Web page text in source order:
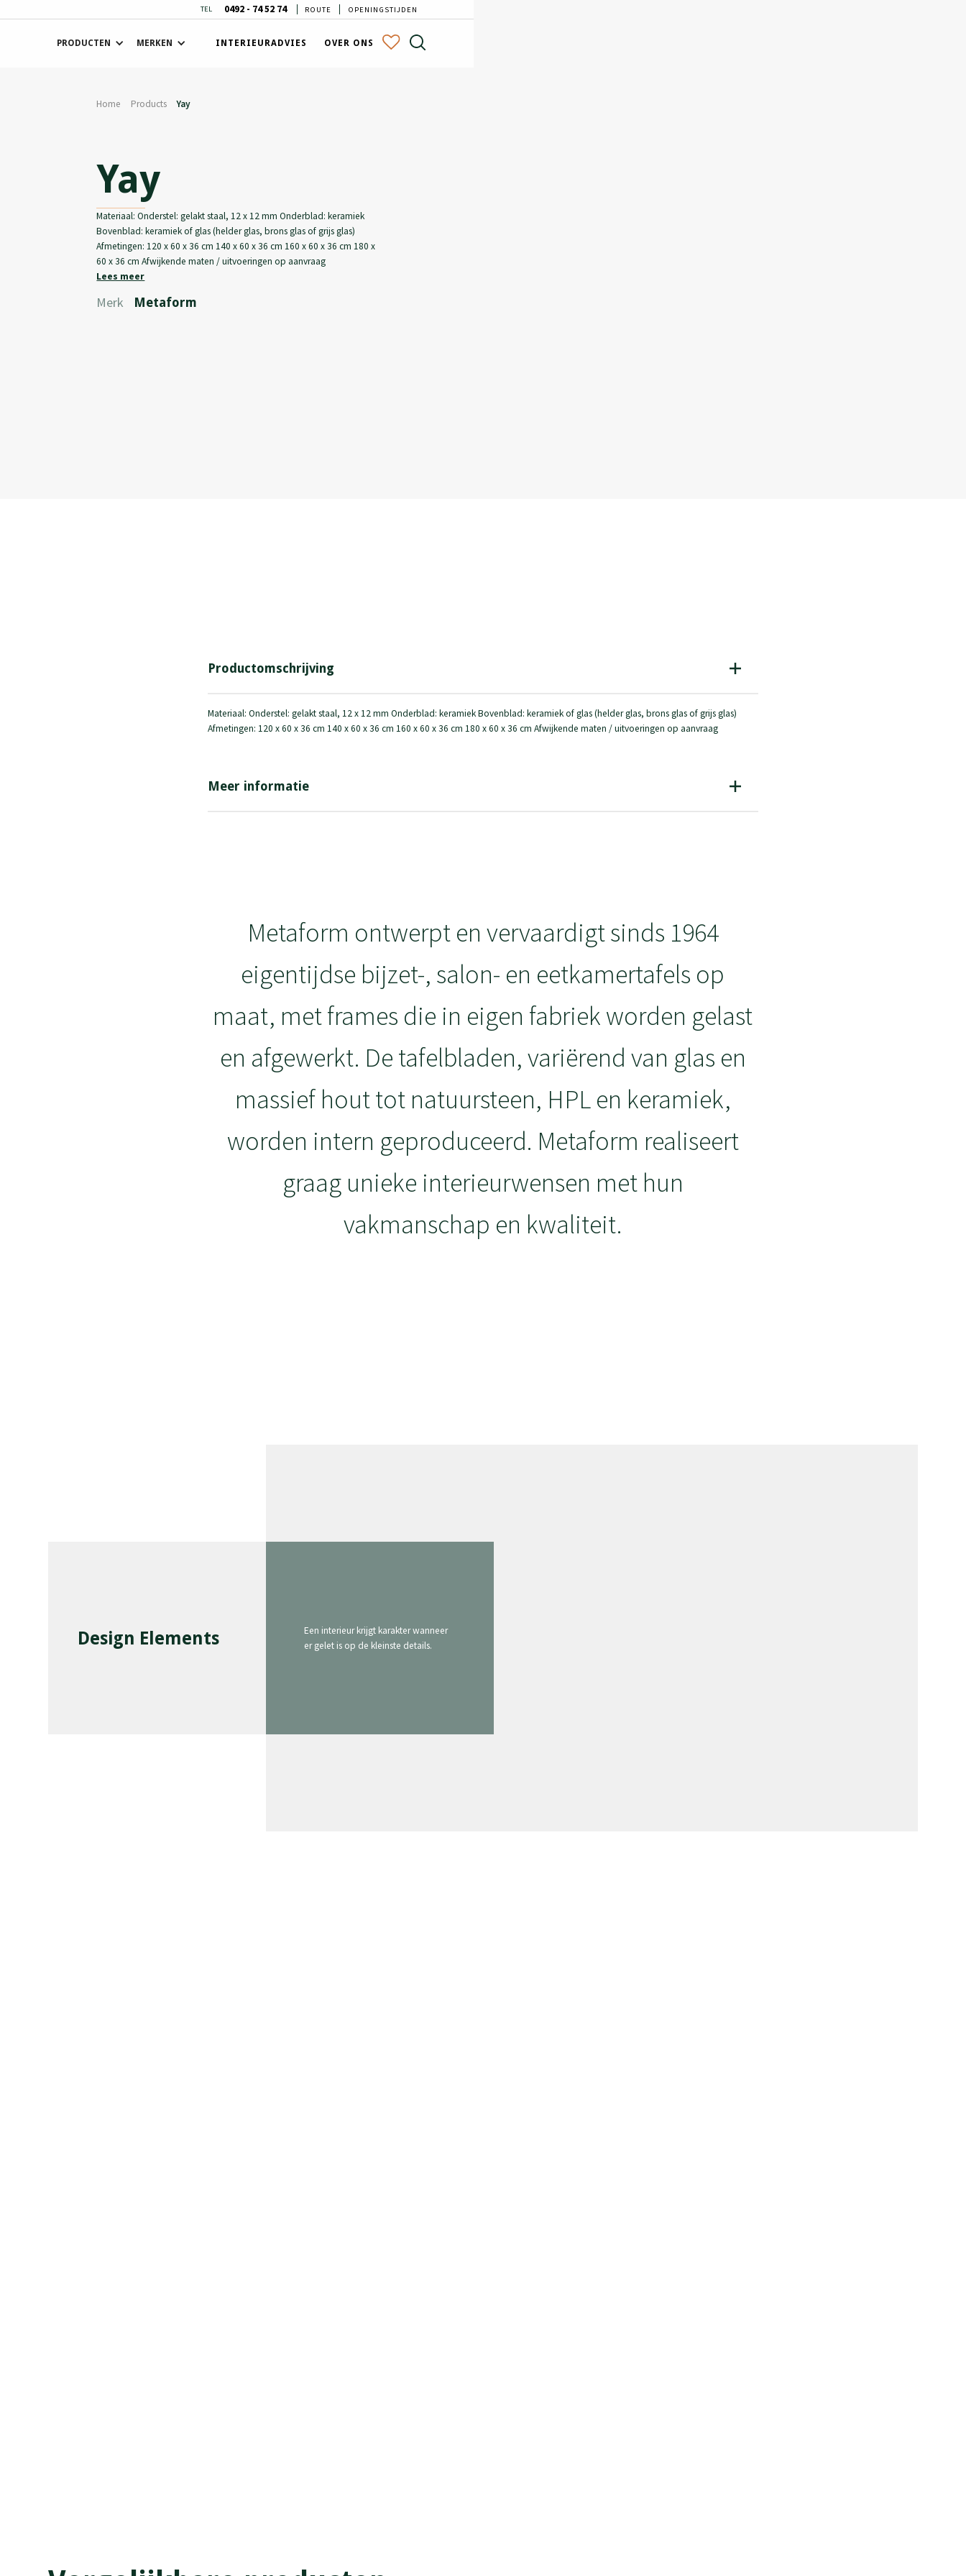
TEL 0492 - 74 52 74 ROUTE OPENINGSTIJDEN
PRODUCTEN MERKEN INTERIEURADVIES OVER ONS
Home Products Yay
Yay
Materiaal: Onderstel: gelakt staal, 12 x 12 mm Onderblad: keramiek
Bovenblad: keramiek of glas (helder glas, brons glas of grijs glas)
Afmetingen: 120 x 60 x 36 cm 140 x 60 x 36 cm 160 x 60 x 36 cm 180 x
60 x 36 cm Afwijkende maten / uitvoeringen op aanvraag
Lees meer
Merk Metaform
Productomschrijving
Materiaal: Onderstel: gelakt staal, 12 x 12 mm Onderblad: keramiek Bovenblad: keramiek of glas (helder glas, brons glas of grijs glas)
Afmetingen: 120 x 60 x 36 cm 140 x 60 x 36 cm 160 x 60 x 36 cm 180 x 60 x 36 cm Afwijkende maten / uitvoeringen op aanvraag
Meer informatie
Metaform ontwerpt en vervaardigt sinds 1964
eigentijdse bijzet-, salon- en eetkamertafels op
maat, met frames die in eigen fabriek worden gelast
en afgewerkt. De tafelbladen, variërend van glas en
massief hout tot natuursteen, HPL en keramiek,
worden intern geproduceerd. Metaform realiseert
graag unieke interieurwensen met hun
vakmanschap en kwaliteit.
Design Elements
Een interieur krijgt karakter wanneer
er gelet is op de kleinste details.